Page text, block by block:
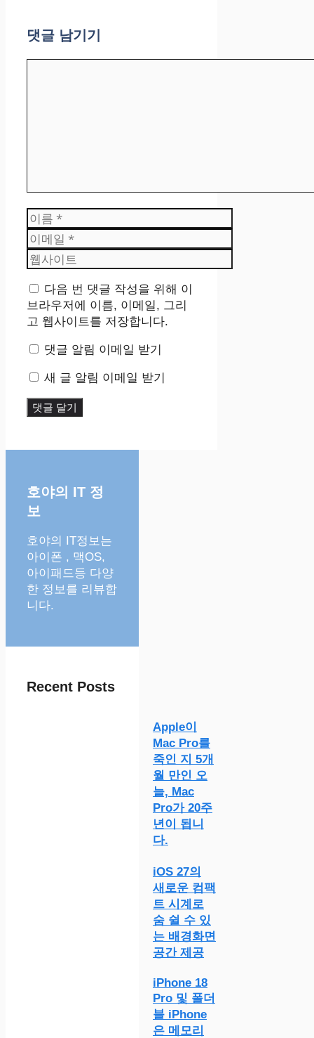
댓글 남기기
이
름
이
메
일
웹
사
이
트
다음 번 댓글 작성을 위해 이
브라우저에 이름, 이메일, 그리
고 웹사이트를 저장합니다.
댓글 알림 이메일 받기
새 글 알림 이메일 받기
호야의 IT 정
보
호야의 IT정보는
아이폰 , 맥OS,
아이패드등 다양
한 정보를 리뷰합
니다.
Recent Posts
Apple이
Mac Pro를
죽인 지 5개
월 만인 오
늘, Mac
Pro가 20주
년이 됩니
다.
iOS 27의
새로운 컴팩
트 시계로
숨 쉴 수 있
는 배경화면
공간 제공
iPhone 18
Pro 및 폴더
블 iPhone
은 메모리